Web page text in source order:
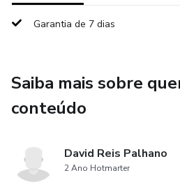
(banho, defumação, incenso,
- A importância de Oya na
Orixás;
Garantia de 7 dias
Saiba mais sobre
conteúdo
David Reis Palhano
2 Ano Hotmarter